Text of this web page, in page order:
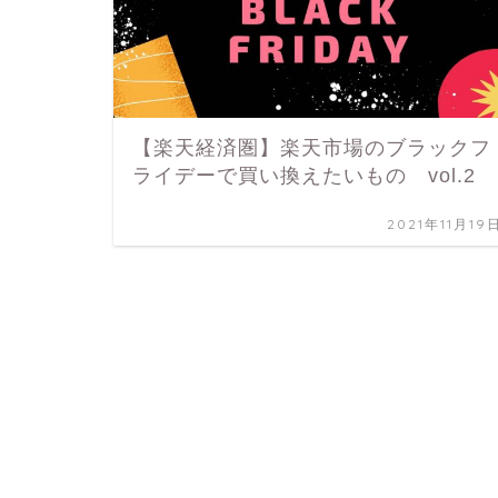
【楽天経済圏】楽天市場のブラックフ
ライデーで買い換えたいもの vol.2
2021年11月19